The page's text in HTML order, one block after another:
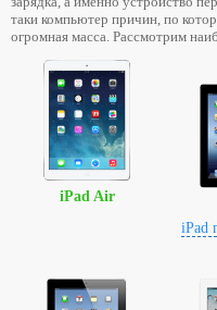
таки компьютер причин, по
огромная масса. Рассмотрим
iPad Air
iPad